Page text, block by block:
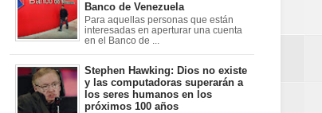
Banco de Venezuela
Para aquellas personas que están
interesadas en aperturar una cuenta
en el Banco de ...
Stephen Hawking: Dios no existe
y las computadoras superarán a
los seres humanos en los
próximos 100 años